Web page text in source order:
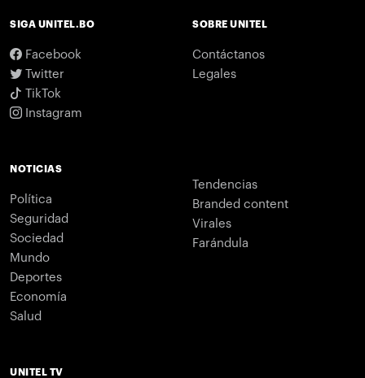
SIGA UNITEL.BO
Facebook
Twitter
TikTok
Instagram
SOBRE UNITEL
Contáctanos
Legales
NOTICIAS
Política
Seguridad
Sociedad
Mundo
Deportes
Economía
Salud
Tendencias
Branded content
Virales
Farándula
UNITEL TV